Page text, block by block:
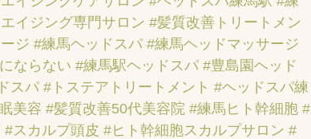
イジング専門サロン #髪質改善トリートメン
ジ #練馬ヘッドスパ #練馬ヘッドマッサージ
ならない #練馬駅ヘッドスパ #豊島園ヘッド
スパ #トステアトリートメント #ヘッドスパ練
美容 #髪質改善50代美容院 #練馬ヒト幹細胞 #
#スカルプ頭皮 #ヒト幹細胞スカルプサロン #